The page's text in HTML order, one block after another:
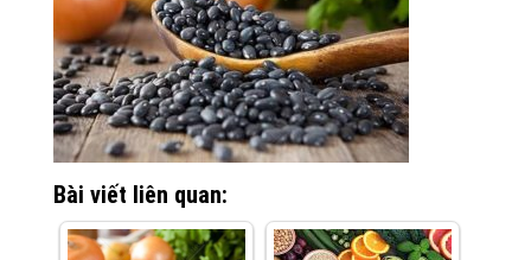
Bài viết liên quan: